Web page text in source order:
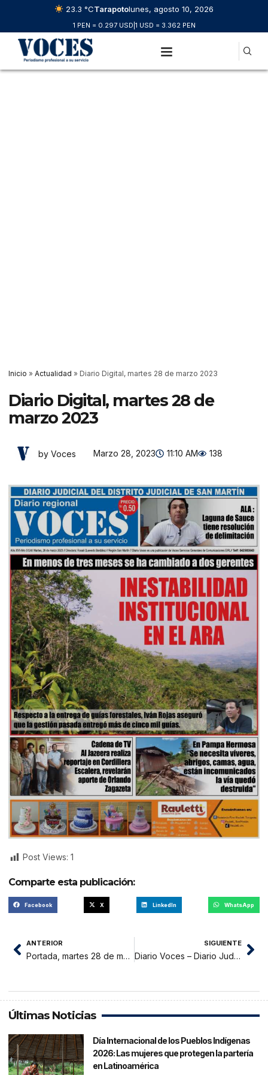
23.3 °CTarapotolunes, agosto 10, 2026
1 PEN = 0.297 USD 1 USD = 3.362 PEN
Inicio » Actualidad » Diario Digital, martes 28 de marzo 2023
Diario Digital, martes 28 de
marzo 2023
by Voces Marzo 28, 2023 11:10 AM 138
Post Views: 1
Comparte esta publicación:
Facebook X LinkedIn WhatsApp
ANTERIOR
Portada, martes 28 de marzo 2023
SIGUIENTE
Diario Voces – Diario Judicial del Distrito Judicial de San Martin 28-03-23
Últimas Noticias
Día Internacional de los Pueblos Indígenas
2026: Las mujeres que protegen la partería
en Latinoamérica